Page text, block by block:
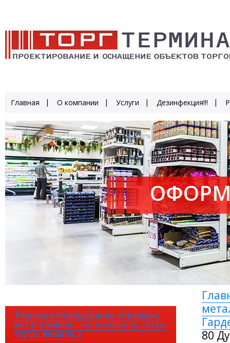
Главная О компании Услуги Дезинфекция!!!
Торговое оборудование (стеллажи,
металл.мебель, экономпанель, сетки,
торсы, вешала,..)
80